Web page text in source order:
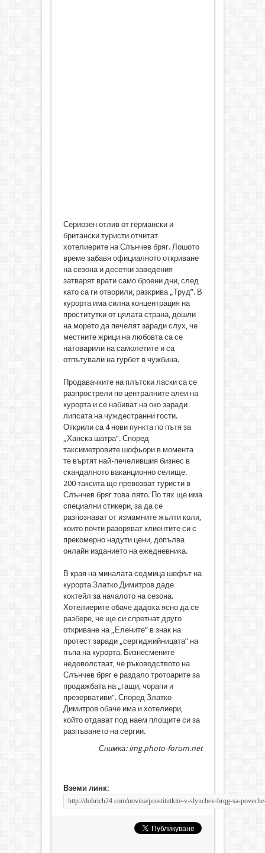
Сериозен отлив от германски и
британски туристи отчитат
хотелиерите на Слънчев бряг. Лошото
време забавя официалното откриване
на сезона и десетки заведения
затварят врати само броени дни, след
като са ги отворили, разкрива „Труд”. В
курорта има силна концентрация на
проститутки от цялата страна, дошли
на морето да печелят заради слух, че
местните жрици на любовта са се
натоварили на самолетите и са
отпътували на гурбет в чужбина.
Продавачките на плътски ласки са се
разпрострели по централните алеи на
курорта и се набиват на око заради
липсата на чуждестранни гости.
Открили са 4 нови пункта по пътя за
„Ханска шатра”. Според
таксиметровите шофьори в момента
те въртят най-печелившия бизнес в
скандалното ваканционно селище.
200 таксита ще превозват туристи в
Слънчев бряг това лято. По тях ще има
специални стикери, за да се
разпознават от измамните жълти коли,
които почти разоряват клиентите си с
прекомерно надути цени, допълва
онлайн изданието на ежедневника.
В края на миналата седмица шефът на
курорта Златко Димитров даде
коктейл за началото на сезона.
Хотелиерите обаче дадоха ясно да се
разбере, че ще си спретнат друго
откриване на „Елените” в знак на
протест заради „сергиджийницата” на
пъпа на курорта. Бизнесмените
недоволстват, че ръководството на
Слънчев бряг е раздало тротоарите за
продажбата на „гащи, чорапи и
презервативи”. Според Златко
Димитров обаче има и хотелиери,
който отдават под наем площите си за
разпъването на сергии.
Снимка: img.photo-forum.net
Вземи линк: